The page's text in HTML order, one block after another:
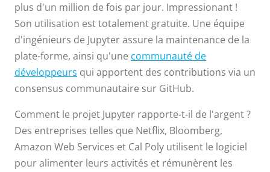
plus d'un million de fois par jour. Impressionant !
Son utilisation est totalement gratuite. Une équipe
d'ingénieurs de Jupyter assure la maintenance de la
plate-forme, ainsi qu'une communauté de
développeurs qui apportent des contributions via un
consensus communautaire sur GitHub.
Comment le projet Jupyter rapporte-t-il de l'argent ?
Des entreprises telles que Netflix, Bloomberg,
Amazon Web Services et Cal Poly utilisent le logiciel
pour alimenter leurs activités et rémunèrent les